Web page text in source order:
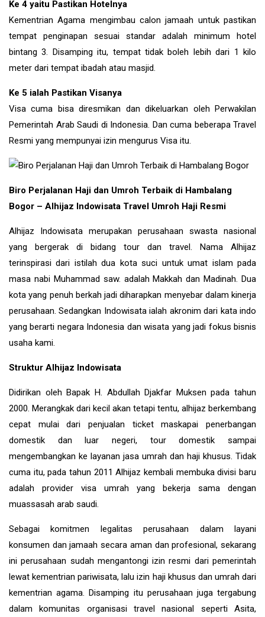
Ke 4 yaitu Pastikan Hotelnya
Kementrian Agama mengimbau calon jamaah untuk pastikan
tempat penginapan sesuai standar adalah minimum hotel
bintang 3. Disamping itu, tempat tidak boleh lebih dari 1 kilo
meter dari tempat ibadah atau masjid.
Ke 5 ialah Pastikan Visanya
Visa cuma bisa diresmikan dan dikeluarkan oleh Perwakilan
Pemerintah Arab Saudi di Indonesia. Dan cuma beberapa Travel
Resmi yang mempunyai izin mengurus Visa itu.
Biro Perjalanan Haji dan Umroh Terbaik di Hambalang
Bogor – Alhijaz Indowisata Travel Umroh Haji Resmi
Alhijaz Indowisata merupakan perusahaan swasta nasional
yang bergerak di bidang tour dan travel. Nama Alhijaz
terinspirasi dari istilah dua kota suci untuk umat islam pada
masa nabi Muhammad saw. adalah Makkah dan Madinah. Dua
kota yang penuh berkah jadi diharapkan menyebar dalam kinerja
perusahaan. Sedangkan Indowisata ialah akronim dari kata indo
yang berarti negara Indonesia dan wisata yang jadi fokus bisnis
usaha kami.
Struktur Alhijaz Indowisata
Didirikan oleh Bapak H. Abdullah Djakfar Muksen pada tahun
2000. Merangkak dari kecil akan tetapi tentu, alhijaz berkembang
cepat mulai dari penjualan ticket maskapai penerbangan
domestik dan luar negeri, tour domestik sampai
mengembangkan ke layanan jasa umrah dan haji khusus. Tidak
cuma itu, pada tahun 2011 Alhijaz kembali membuka divisi baru
adalah provider visa umrah yang bekerja sama dengan
muassasah arab saudi.
Sebagai komitmen legalitas perusahaan dalam layani
konsumen dan jamaah secara aman dan profesional, sekarang
ini perusahaan sudah mengantongi izin resmi dari pemerintah
lewat kementrian pariwisata, lalu izin haji khusus dan umrah dari
kementrian agama. Disamping itu perusahaan juga tergabung
dalam komunitas organisasi travel nasional seperti Asita,